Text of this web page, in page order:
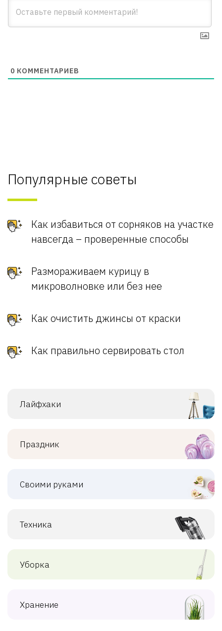
0 КОММЕНТАРИЕВ
Популярные советы
Как избавиться от сорняков на участке
навсегда – проверенные способы
Размораживаем курицу в
микроволновке или без нее
Как очистить джинсы от краски
Как правильно сервировать стол
Лайфхаки
Праздник
Своими руками
Техника
Уборка
Хранение